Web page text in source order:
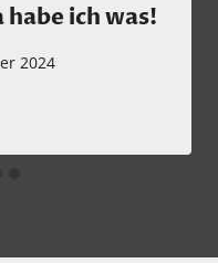
ich was!
2024